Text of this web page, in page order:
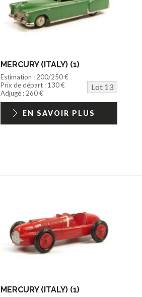
MERCURY (ITALY) (1)
Estimation : 200/250 €
Prix de départ : 130 €
Lot 13
Adjugé : 260 €
EN SAVOIR PLUS
MERCURY (ITALY) (1)